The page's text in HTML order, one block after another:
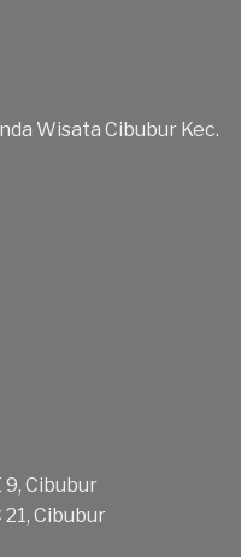
Wisata Cibubur Kec.
9, Cibubur
Cibubur